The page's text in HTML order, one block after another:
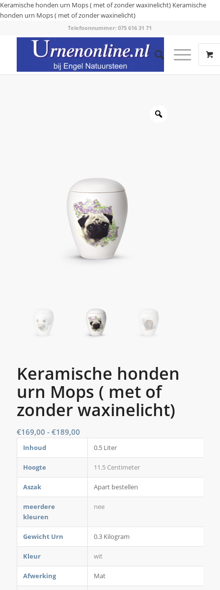
Keramische honden urn Mops ( met of zonder waxinelicht) Keramische
honden urn Mops ( met of zonder waxinelicht)
Telefoonnummer: 075 616 31 71
Keramische honden
urn Mops ( met of
zonder waxinelicht)
€169,00 - €189,00Prijsklasse:
€169,00
€189,00
Inhoud 0.5 Liter
Hoogte 11.5 Centimeter
Aszak Apart bestellen
meerdere
kleuren
nee
Gewicht Urn 0.3 Kilogram
Kleur wit
Afwerking Mat